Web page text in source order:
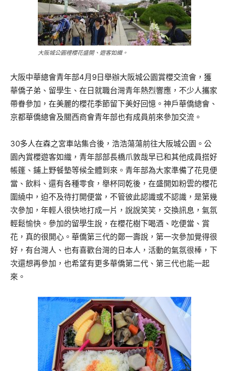
大阪城公園裡櫻花盛開、遊客如織。
大阪中華總會青年部4月9日舉辦大阪城公園賞櫻交流會，獲
華僑子弟、留學生、在日就職台灣青年熱烈響應，不少人攜家
帶眷參加，在美麗的櫻花季節留下美好回憶。神戶華僑總會、
京都華僑總會及關西商會青年部也有成員前來參加交流。
30多人在森之宮車站集合後，浩浩蕩蕩前往大阪城公園。公
園內賞櫻遊客如織，青年部部長橋爪敦哉早已和其他成員搭好
帳篷、鋪上野餐墊等候全體到來。青年部為大家準備了花見便
當、飲料、還有各種零食，舉杯同乾後，在盛開如粉雲的櫻花
圍繞中，迫不及待打開便當，不管彼此認識或不認識，是第幾
次參加，年輕人很快地打成一片，說說笑笑，交換訊息，氣氛
輕鬆愉快。參加的留學生說，在櫻花樹下喝酒、吃便當、賞
花，真的很開心。華僑第三代的鄭一壽說，第一次參加覺得很
好，有台灣人、也有喜歡台灣的日本人，活動的氣氛很棒，下
次還想再參加，也希望有更多華僑第二代、第三代也能一起
來。